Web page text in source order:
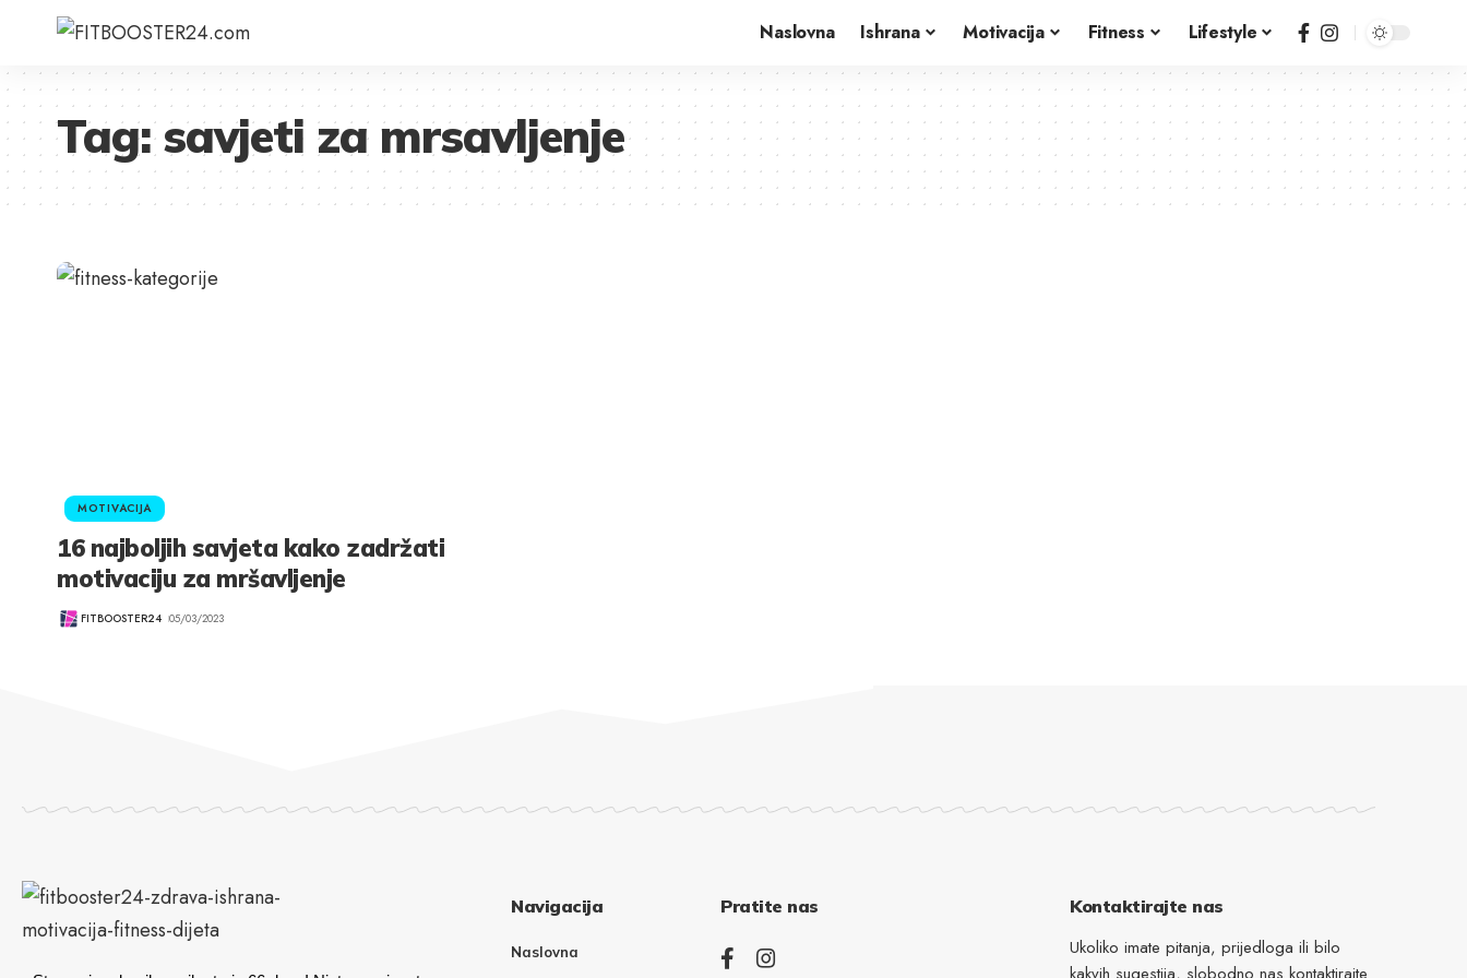
Naslovna Ishrana Motivacija Fitness Lifestyle
Tag:savjeti za mrsavljenje
MOTIVACIJA
16 najboljih savjeta kako zadržati
motivaciju za mršavljenje
FITBOOSTER24 05/03/2023
Navigacija
Naslovna
Pratite nas Kontaktirajte nas
Ukoliko imate pitanja, prijedloga ili bilo